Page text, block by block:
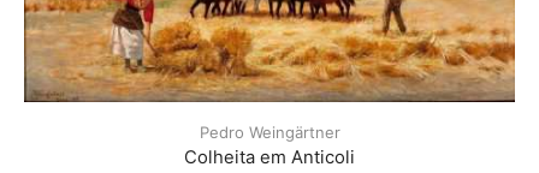
Pedro Weingärtner
Colheita em Anticoli